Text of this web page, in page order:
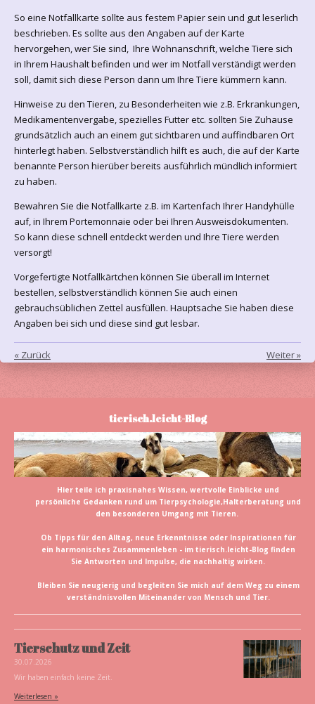
So eine Notfallkarte sollte aus festem Papier sein und gut leserlich
beschrieben. Es sollte aus den Angaben auf der Karte
hervorgehen, wer Sie sind, Ihre Wohnanschrift, welche Tiere sich
in Ihrem Haushalt befinden und wer im Notfall verständigt werden
soll, damit sich diese Person dann um Ihre Tiere kümmern kann.
Hinweise zu den Tieren, zu Besonderheiten wie z.B. Erkrankungen,
Medikamentenvergabe, spezielles Futter etc. sollten Sie Zuhause
grundsätzlich auch an einem gut sichtbaren und auffindbaren Ort
hinterlegt haben. Selbstverständlich hilft es auch, die auf der Karte
benannte Person hierüber bereits ausführlich mündlich informiert
zu haben.
Bewahren Sie die Notfallkarte z.B. im Kartenfach Ihrer Handyhülle
auf, in Ihrem Portemonnaie oder bei Ihren Ausweisdokumenten.
So kann diese schnell entdeckt werden und Ihre Tiere werden
versorgt!
Vorgefertigte Notfallkärtchen können Sie überall im Internet
bestellen, selbstverständlich können Sie auch einen
gebrauchsüblichen Zettel ausfüllen. Hauptsache Sie haben diese
Angaben bei sich und diese sind gut lesbar.
« Zurück Weiter»
tierisch.leicht-Blog
Hier teile ich praxisnahes Wissen, wertvolle Einblicke und
persönliche Gedanken rund um Tierpsychologie,Halterberatung und
den besonderen Umgang mit Tieren.
Ob Tipps für den Alltag, neue Erkenntnisse oder Inspirationen für
ein harmonisches Zusammenleben - im tierisch.leicht-Blog finden
Sie Antworten und Impulse, die nachhaltig wirken.
Bleiben Sie neugierig und begleiten Sie mich auf dem Weg zu einem
verständnisvollen Miteinander von Mensch und Tier.
Tierschutz und Zeit
30.07.2026
Wir haben einfach keine Zeit.
Weiterlesen »